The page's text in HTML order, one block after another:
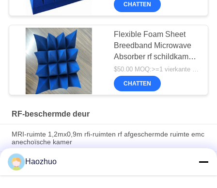
CHATTEN
Flexible Foam Sheet
Breedband Microwave
Absorber rf schildkamer
EMC kamer
anechoïsche kamer
CHATTEN
RF-beschermde deur
MRI-ruimte 1,2mx0,9m rfi-ruimten rf afgeschermde ruimte emc
anechoïsche kamer
Swing galvaniseerd staal Rf afgeschermde deur voor MRI Rf
afscherming emc anechoïsche kamer
Haozhuo